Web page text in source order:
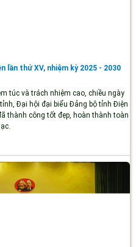
lần thứ XV, nhiệm kỳ 2025 - 2030
túc và trách nhiệm cao, chiều ngày
Đại hội đại biểu Đảng bộ tỉnh Điện
thành công tốt đẹp, hoàn thành toàn